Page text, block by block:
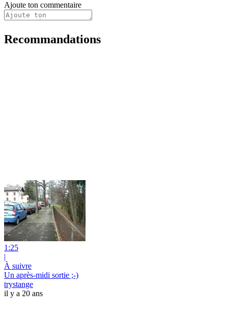
Ajoute ton commentaire
Recommandations
1:25
|
À suivre
Un après-midi sortie ;-)
trystange
il y a 20 ans